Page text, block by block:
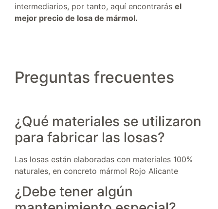
intermediarios, por tanto, aquí encontrarás el
mejor precio de losa de mármol.
Preguntas frecuentes
¿Qué materiales se utilizaron
para fabricar las losas?
Las losas están elaboradas con materiales 100%
naturales, en concreto mármol Rojo Alicante
¿Debe tener algún